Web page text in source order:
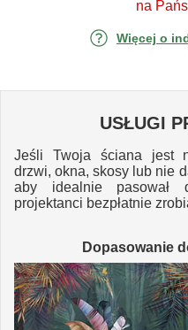
na
Więcej o
USŁUGI
Jeśli Twoja ściana jest
drzwi, okna, skosy lub nie
aby idealnie pasował
projektanci bezpłatnie
Dopasowanie